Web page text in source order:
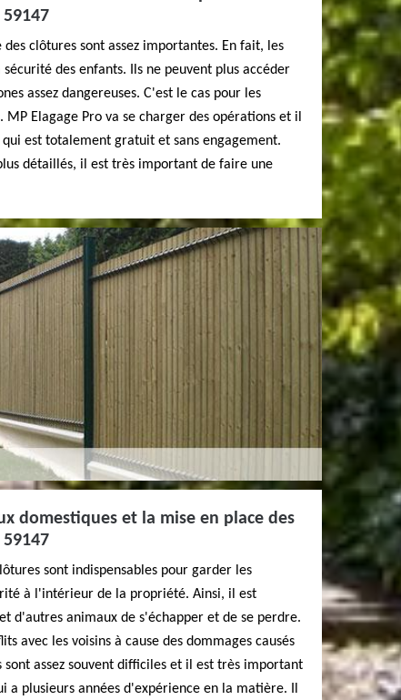
clôtures sont assez importantes. En fait, les
des enfants. Ils ne peuvent plus accéder
assez dangereuses. C'est le cas pour les
Elagage Pro va se charger des opérations et il
est totalement gratuit et sans engagement.
détaillés, il est très important de faire une
domestiques et la mise en place des
sont indispensables pour garder les
à l'intérieur de la propriété. Ainsi, il est
d'autres animaux de s'échapper et de se perdre.
avec les voisins à cause des dommages causés
sont assez souvent difficiles et il est très important
a plusieurs années d'expérience en la matière. Il